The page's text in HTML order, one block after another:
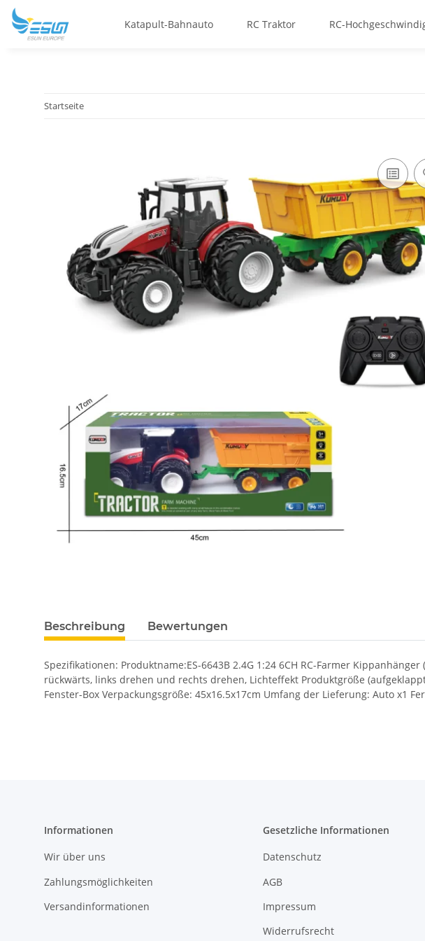
Katapult-Bahnauto RC Traktor RC-
Startseite
Beschreibung Bewertungen
Spezifikationen: Produktname:ES-6643B 2.4G 1:24 6CH RC-Farmer
rückwärts, links drehen und rechts drehen, Lichteffekt Produktgröße
Fenster-Box Verpackungsgröße: 45x16.5x17cm Umfang der Lieferung: Auto x1
Informationen
Wir über uns
Zahlungsmöglichkeiten
Versandinformationen
Gesetzliche Informationen
Datenschutz
AGB
Impressum
Widerrufsrecht